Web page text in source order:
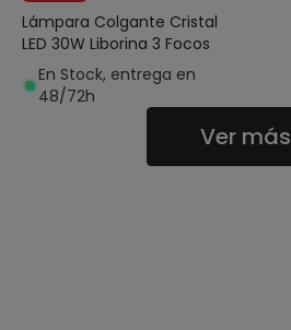
Lámpara Colgante Cristal
LED 30W Liborina 3 Focos
En Stock, entrega en
48/72h
Ver más